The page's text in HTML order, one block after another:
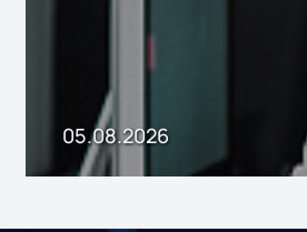
хранения данных
05.08.2026